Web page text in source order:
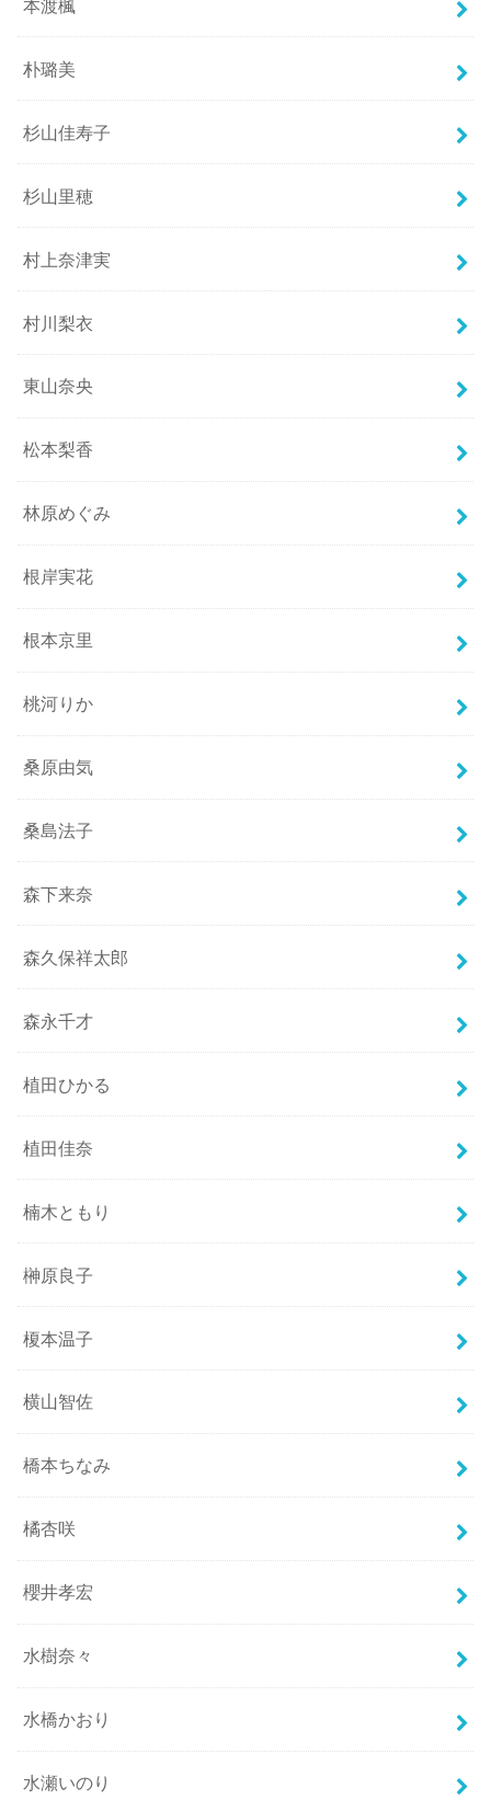
本渡楓
朴璐美
杉山佳寿子
杉山里穂
村上奈津実
村川梨衣
東山奈央
松本梨香
林原めぐみ
根岸実花
根本京里
桃河りか
桑原由気
桑島法子
森下来奈
森久保祥太郎
森永千才
植田ひかる
植田佳奈
楠木ともり
榊原良子
榎本温子
横山智佐
橋本ちなみ
橘杏咲
櫻井孝宏
水樹奈々
水橋かおり
水瀬いのり